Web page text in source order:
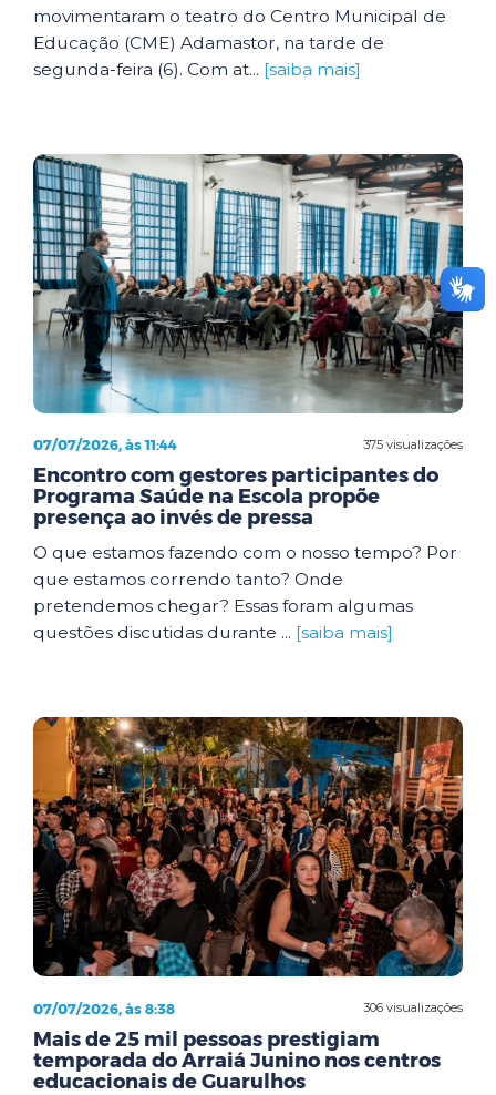
movimentaram o teatro do Centro Municipal de
Educação (CME) Adamastor, na tarde de
segunda-feira (6). Com at... [saiba mais]
375 visualizações
07/07/2026, às 11:44
Encontro com gestores participantes do
Programa Saúde na Escola propõe
presença ao invés de pressa
O que estamos fazendo com o nosso tempo? Por
que estamos correndo tanto? Onde
pretendemos chegar? Essas foram algumas
questões discutidas durante ... [saiba mais]
306 visualizações
07/07/2026, às 8:38
Mais de 25 mil pessoas prestigiam
temporada do Arraiá Junino nos centros
educacionais de Guarulhos